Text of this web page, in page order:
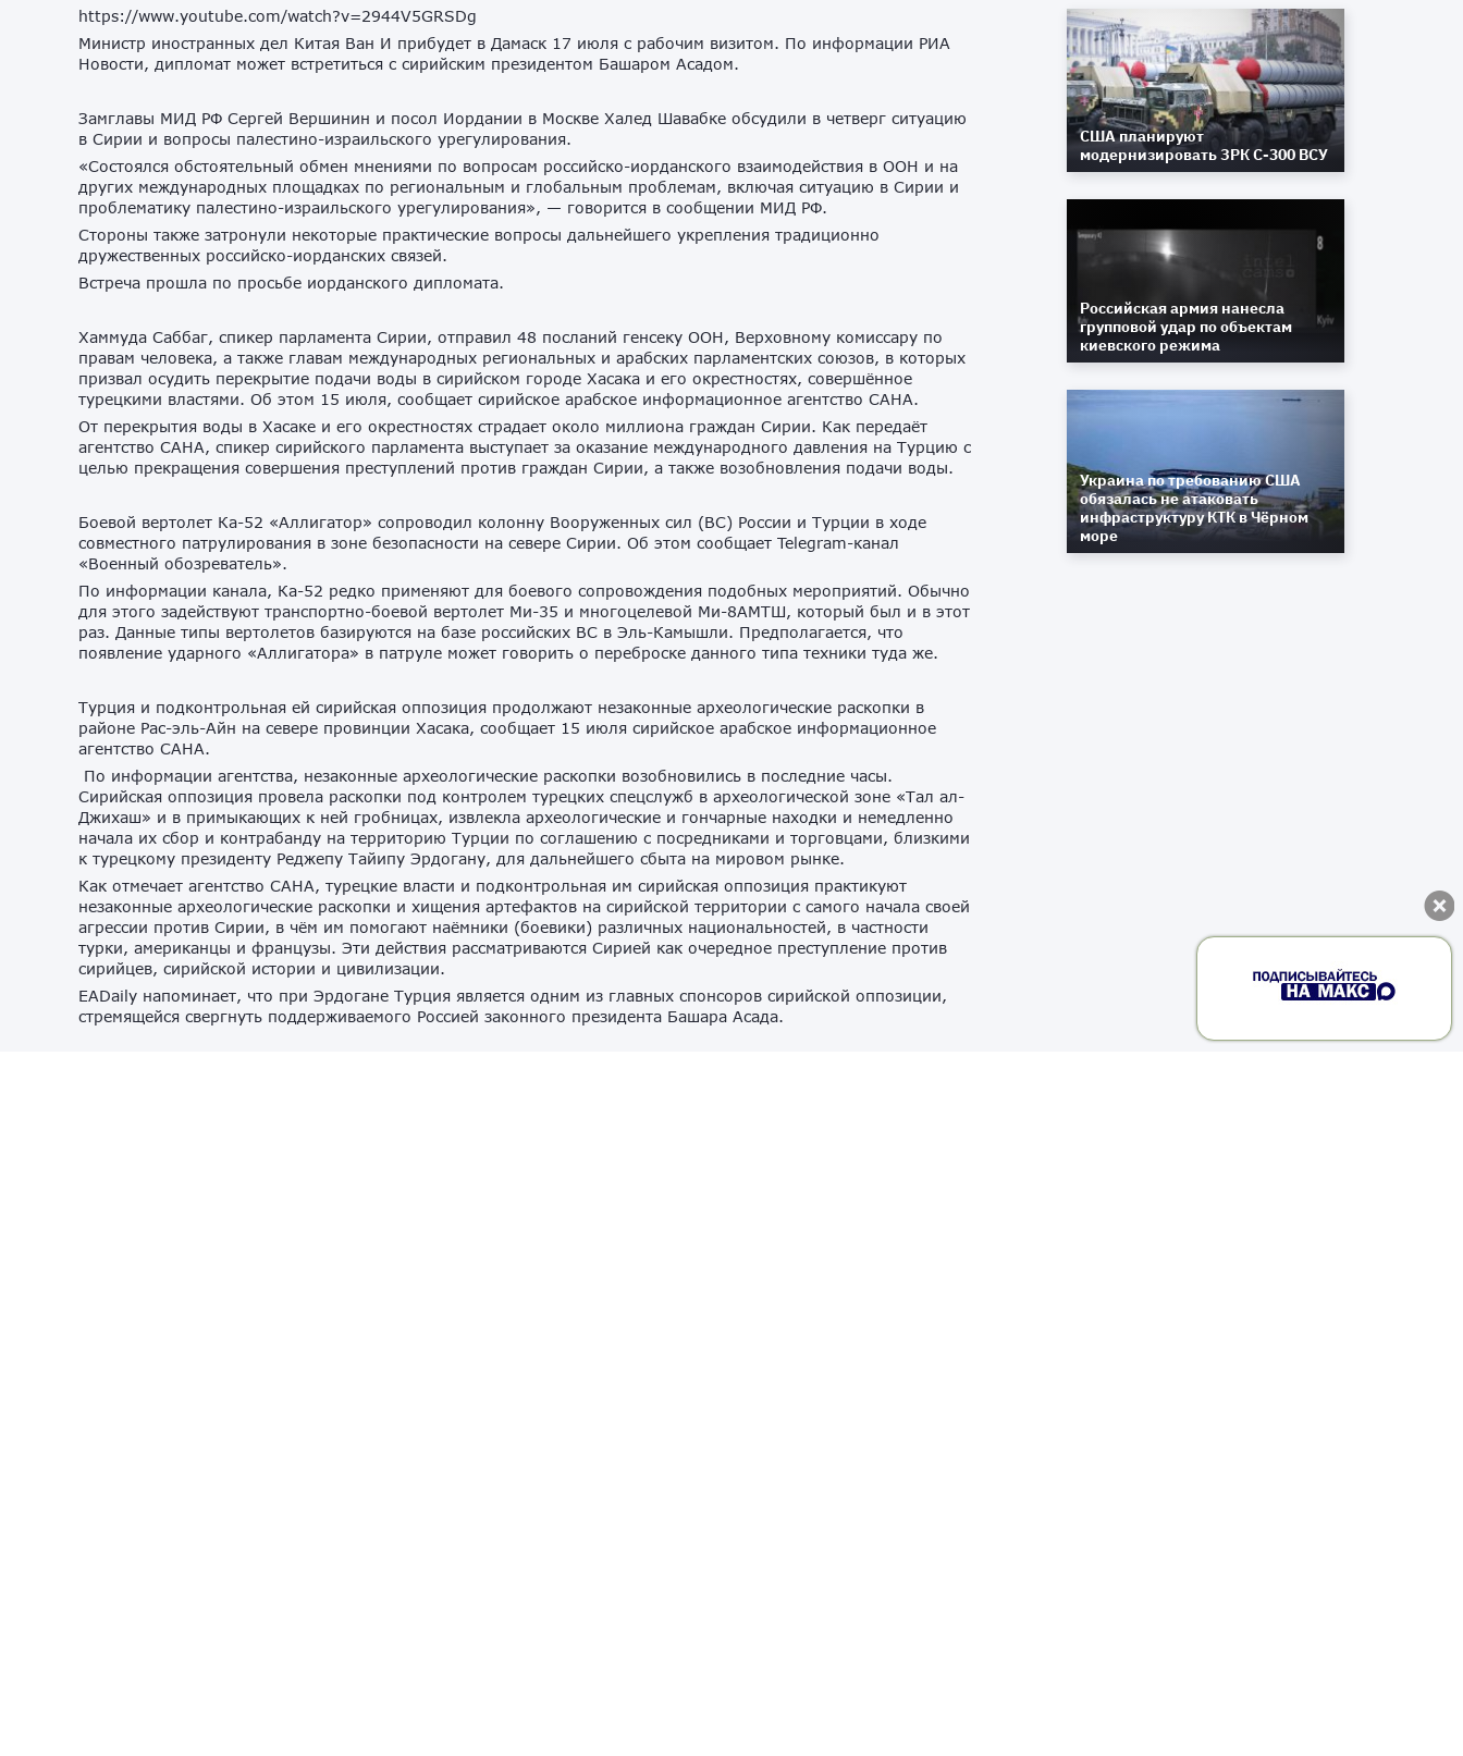
https://www.youtube.com/watch?v=2944V5GRSDg
Министр иностранных дел Китая Ван И прибудет в Дамаск 17 июля с рабочим визитом. По информации РИА
Новости, дипломат может встретиться с сирийским президентом Башаром Асадом.
Замглавы МИД РФ Сергей Вершинин и посол Иордании в Москве Халед Шавабке обсудили в четверг ситуацию
в Сирии и вопросы палестино-израильского урегулирования.
«Состоялся обстоятельный обмен мнениями по вопросам российско-иорданского взаимодействия в ООН и на
других международных площадках по региональным и глобальным проблемам, включая ситуацию в Сирии и
проблематику палестино-израильского урегулирования», — говорится в сообщении МИД РФ.
Стороны также затронули некоторые практические вопросы дальнейшего укрепления традиционно
дружественных российско-иорданских связей.
Встреча прошла по просьбе иорданского дипломата.
Хаммуда Саббаг, спикер парламента Сирии, отправил 48 посланий генсеку ООН, Верховному комиссару по
правам человека, а также главам международных региональных и арабских парламентских союзов, в которых
призвал осудить перекрытие подачи воды в сирийском городе Хасака и его окрестностях, совершённое
турецкими властями. Об этом 15 июля, сообщает сирийское арабское информационное агентство САНА.
От перекрытия воды в Хасаке и его окрестностях страдает около миллиона граждан Сирии. Как передаёт
агентство САНА, спикер сирийского парламента выступает за оказание международного давления на Турцию с
целью прекращения совершения преступлений против граждан Сирии, а также возобновления подачи воды.
Боевой вертолет Ка-52 «Аллигатор» сопроводил колонну Вооруженных сил (ВС) России и Турции в ходе
совместного патрулирования в зоне безопасности на севере Сирии. Об этом сообщает Telegram-канал
«Военный обозреватель».
По информации канала, Ка-52 редко применяют для боевого сопровождения подобных мероприятий. Обычно
для этого задействуют транспортно-боевой вертолет Ми-35 и многоцелевой Ми-8АМТШ, который был и в этот
раз. Данные типы вертолетов базируются на базе российских ВС в Эль-Камышли. Предполагается, что
появление ударного «Аллигатора» в патруле может говорить о переброске данного типа техники туда же.
Турция и подконтрольная ей сирийская оппозиция продолжают незаконные археологические раскопки в
районе Рас-эль-Айн на севере провинции Хасака, сообщает 15 июля сирийское арабское информационное
агентство САНА.
По информации агентства, незаконные археологические раскопки возобновились в последние часы.
Сирийская оппозиция провела раскопки под контролем турецких спецслужб в археологической зоне «Тал ал-
Джихаш» и в примыкающих к ней гробницах, извлекла археологические и гончарные находки и немедленно
начала их сбор и контрабанду на территорию Турции по соглашению с посредниками и торговцами, близкими
к турецкому президенту Реджепу Тайипу Эрдогану, для дальнейшего сбыта на мировом рынке.
Как отмечает агентство САНА, турецкие власти и подконтрольная им сирийская оппозиция практикуют
незаконные археологические раскопки и хищения артефактов на сирийской территории с самого начала своей
агрессии против Сирии, в чём им помогают наёмники (боевики) различных национальностей, в частности
турки, американцы и французы. Эти действия рассматриваются Сирией как очередное преступление против
сирийцев, сирийской истории и цивилизации.
EADaily напоминает, что при Эрдогане Турция является одним из главных спонсоров сирийской оппозиции,
стремящейся свергнуть поддерживаемого Россией законного президента Башара Асада.
США планируют
модернизировать ЗРК С-300 ВСУ
Российская армия нанесла
групповой удар по объектам
киевского режима
Украина по требованию США
обязалась не атаковать
инфраструктуру КТК в Чёрном
море